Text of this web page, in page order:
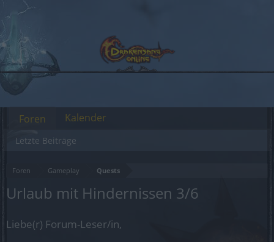
Foren Gameplay Quests
Urlaub mit Hindernissen 3/6
Liebe(r) Forum-Leser/in,
Foren
Letzte Beiträge
Kalender